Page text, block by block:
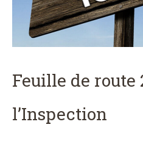
Feuille de route
l’Inspection